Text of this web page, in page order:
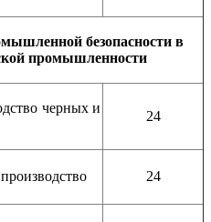
безопасности в
промышленности
черных и
24
24